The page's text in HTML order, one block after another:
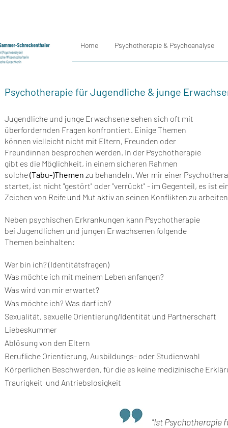
Home Psychotherapie & Psychoanalyse
Psychotherapie für Jugendliche & junge
Jugendliche und junge Erwachsene sehen sich oft mit
überfordernden Fragen konfrontiert. Einige Themen
können vielleicht nicht mit Eltern, Freunden oder
Freundinnen besprochen werden. In der Psychotherapie
gibt es die Möglichkeit, in einem sicheren Rahmen
solche(Tabu-)Themen zu behandeln. Wer mir einer
startet, ist nicht "gestört" oder "verrückt" - im Gegenteil, es ist
Zeichen von Reife und Mut aktiv an seinen Konflikten zu
Neben psychischen Erkrankungen kann Psychotherapie
bei Jugendlichen und jungen Erwachsenen folgende
Themen beinhalten:
Wer bin ich? (Identitätsfragen)
Was möchte ich mit meinem Leben anfangen?
Was wird von mir erwartet?
Was möchte ich? Was darf ich?
Sexualität, sexuelle Orientierung/Identität und Partnerschaft
Liebeskummer
Ablösung von den Eltern
Berufliche Orientierung, Ausbildungs- oder Studienwahl
Körperlichen Beschwerden, für die es keine medizinische
Traurigkeit und Antriebslosigkeit
"Ist Psychotherapie